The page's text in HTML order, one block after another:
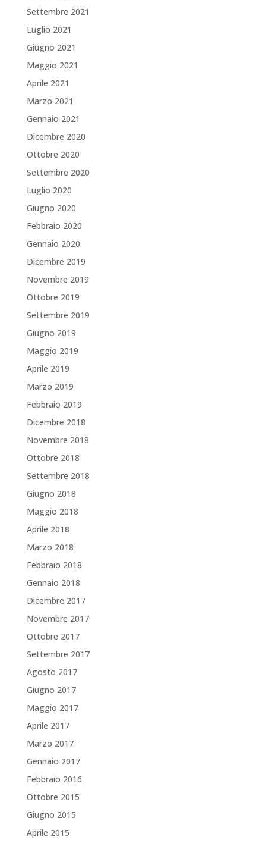
Settembre 2021
Luglio 2021
Giugno 2021
Maggio 2021
Aprile 2021
Marzo 2021
Gennaio 2021
Dicembre 2020
Ottobre 2020
Settembre 2020
Luglio 2020
Giugno 2020
Febbraio 2020
Gennaio 2020
Dicembre 2019
Novembre 2019
Ottobre 2019
Settembre 2019
Giugno 2019
Maggio 2019
Aprile 2019
Marzo 2019
Febbraio 2019
Dicembre 2018
Novembre 2018
Ottobre 2018
Settembre 2018
Giugno 2018
Maggio 2018
Aprile 2018
Marzo 2018
Febbraio 2018
Gennaio 2018
Dicembre 2017
Novembre 2017
Ottobre 2017
Settembre 2017
Agosto 2017
Giugno 2017
Maggio 2017
Aprile 2017
Marzo 2017
Gennaio 2017
Febbraio 2016
Ottobre 2015
Giugno 2015
Aprile 2015